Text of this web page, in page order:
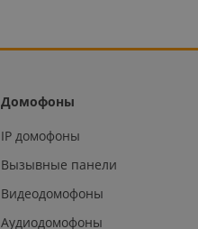
Домофоны
IP домофоны
Вызывные панели
Видеодомофоны
Аудиодомофоны